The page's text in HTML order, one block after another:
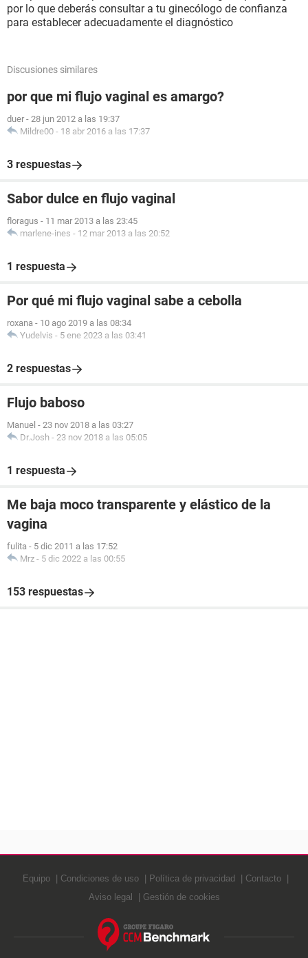
por lo que deberás consultar a tu ginecólogo de confianza
para establecer adecuadamente el diagnóstico
Discusiones similares
por que mi flujo vaginal es amargo?
duer - 28 jun 2012 a las 19:37
Mildre00 - 18 abr 2016 a las 17:37
3 respuestas
Sabor dulce en flujo vaginal
floragus - 11 mar 2013 a las 23:45
marlene-ines - 12 mar 2013 a las 20:52
1 respuesta
Por qué mi flujo vaginal sabe a cebolla
roxana - 10 ago 2019 a las 08:34
Yudelvis - 5 ene 2023 a las 03:41
2 respuestas
Flujo baboso
Manuel - 23 nov 2018 a las 03:27
Dr.Josh - 23 nov 2018 a las 05:05
1 respuesta
Me baja moco transparente y elástico de la
vagina
fulita - 5 dic 2011 a las 17:52
Mrz - 5 dic 2022 a las 00:55
153 respuestas
Equipo Condiciones de uso Política de privacidad
Contacto
Aviso legal
Gestión de cookies